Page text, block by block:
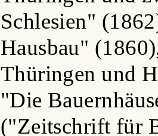
Schlesien"
Hausbau"
Thüringen und
"Die
("Zeitschrift für